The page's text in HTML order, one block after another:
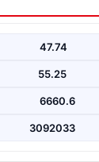
Yarattı
köklü47.74
55.25
6660.6
3092033